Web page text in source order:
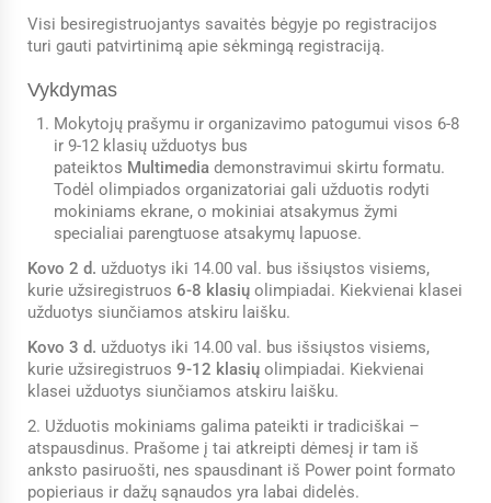
Visi besiregistruojantys savaitės bėgyje po registracijos
turi gauti patvirtinimą apie sėkmingą registraciją.
Vykdymas
Mokytojų prašymu ir organizavimo patogumui visos 6-8
ir 9-12 klasių užduotys bus
pateiktos Multimedia demonstravimui skirtu formatu.
Todėl olimpiados organizatoriai gali užduotis rodyti
mokiniams ekrane, o mokiniai atsakymus žymi
specialiai parengtuose atsakymų lapuose.
Kovo 2 d. užduotys iki 14.00 val. bus išsiųstos visiems,
kurie užsiregistruos 6-8 klasių olimpiadai. Kiekvienai klasei
užduotys siunčiamos atskiru laišku.
Kovo 3 d. užduotys iki 14.00 val. bus išsiųstos visiems,
kurie užsiregistruos 9-12 klasių olimpiadai. Kiekvienai
klasei užduotys siunčiamos atskiru laišku.
2. Užduotis mokiniams galima pateikti ir tradiciškai –
atspausdinus. Prašome į tai atkreipti dėmesį ir tam iš
anksto pasiruošti, nes spausdinant iš Power point formato
popieriaus ir dažų sąnaudos yra labai didelės.